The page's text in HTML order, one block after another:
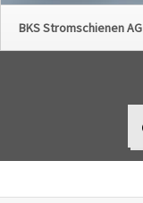
BKS Stromschienen AG